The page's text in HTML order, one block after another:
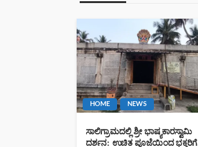
HOME NEWS
ಸಾಲಿಗ್ರಾಮದಲ್ಲಿ ಶ್ರೀ ಭಾಷ್ಯಕಾರಸ್ವಾಮಿ
ದರ್ಶನ: ಉಚಿತ ಪೂಜೆಯಿಂದ ಭಕ್ತರಿಗೆ